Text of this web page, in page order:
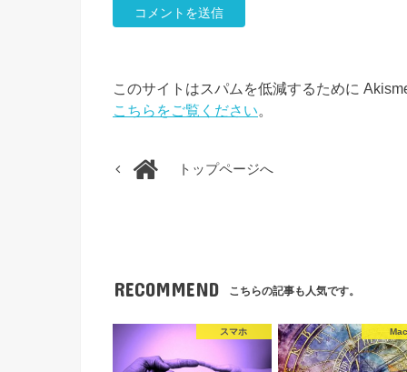
このサイトはスパムを低減するために
こちらをご覧ください。
トップページへ
RECOMMEND こちらの記事も人気です。
スマホ